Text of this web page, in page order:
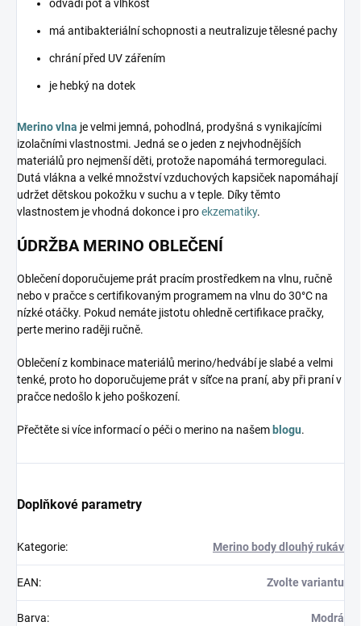
odvádí pot a vlhkost
má antibakteriální schopnosti a neutralizuje tělesné pachy
chrání před UV zářením
je hebký na dotek
Merino vlna je velmi jemná, pohodlná, prodyšná s vynikajícími
izolačními vlastnostmi. Jedná se o jeden z nejvhodnějších
materiálů pro nejmenší děti, protože napomáhá termoregulaci.
Dutá vlákna a velké množství vzduchových kapsiček napomáhají
udržet dětskou pokožku v suchu a v teple. Díky těmto
vlastnostem je vhodná dokonce i proekzematiky.
ÚDRŽBA MERINO OBLEČENÍ
Oblečení doporučujeme prát pracím prostředkem na vlnu, ručně
nebo v pračce s certifikovaným programem na vlnu do 30°C na
nízké otáčky. Pokud nemáte jistotu ohledně certifikace pračky,
perte merino raději ručně.
Oblečení z kombinace materiálů merino/hedvábí je slabé a velmi
tenké, proto ho doporučujeme prát v síťce na praní, aby při praní v
pračce nedošlo k jeho poškození.
Přečtěte si více informací o péči o merino na našem blogu.
Doplňkové parametry
Kategorie: Merino body dlouhý rukáv
EAN: Zvolte variantu
Barva: Modrá